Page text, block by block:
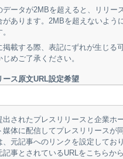
データが2MBを超えると、リリー
があります。2MBを超えないよう
載する際、表記にずれが生じる
めご了承ください。
ース原文URL設定希望
されたプレスリリースと企業ホ
媒体に配信してプレスリリースが
、元記事へのリンクを設定してお
事とされているURLをこちらか